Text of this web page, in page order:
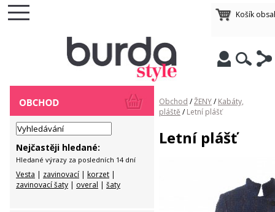
Košík
Nejčastěji hledané:
Hledané výrazy za posledních 14 dní
Vesta | zavinovací | korzet |
zavinovací šaty | overal | šaty
Obchod /ŽENY/ Kabáty,
pláště / Letní plášť
Letní plášť